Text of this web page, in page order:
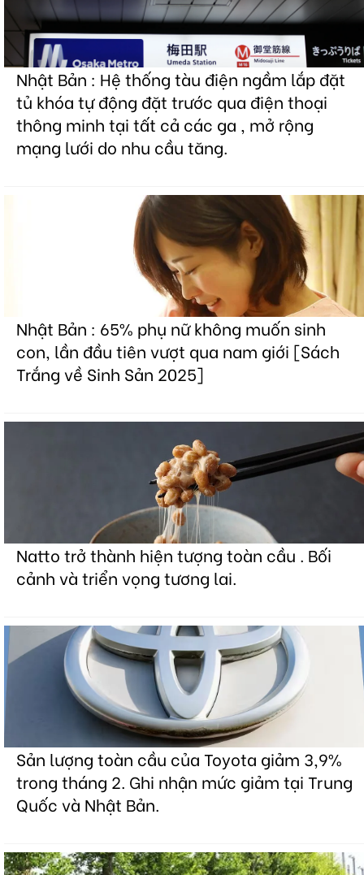
Nhật Bản : Hệ thống tàu điện ngầm lắp đặt
tủ khóa tự động đặt trước qua điện thoại
thông minh tại tất cả các ga , mở rộng
mạng lưới do nhu cầu tăng.
Nhật Bản : 65% phụ nữ không muốn sinh
con, lần đầu tiên vượt qua nam giới [Sách
Trắng về Sinh Sản 2025]
Natto trở thành hiện tượng toàn cầu . Bối
cảnh và triển vọng tương lai.
Sản lượng toàn cầu của Toyota giảm 3,9%
trong tháng 2. Ghi nhận mức giảm tại Trung
Quốc và Nhật Bản.